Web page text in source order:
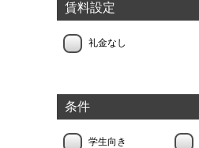
賃料設定
礼金なし
条件
学生向き